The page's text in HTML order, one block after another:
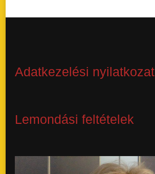
Adatkezelési nyilatkozat
Lemondási feltételek